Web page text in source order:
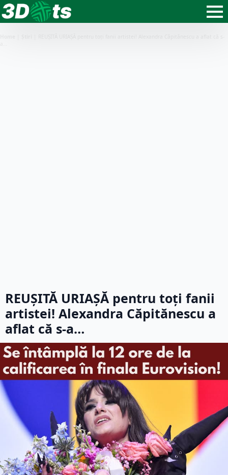
REUȘITĂ URIAȘĂ pentru toți fanii
artistei! Alexandra Căpitănescu a
aflat că s-a…